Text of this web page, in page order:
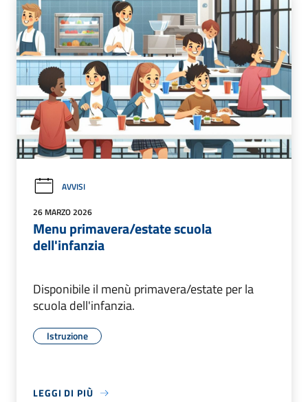
AVVISI
26 MARZO 2026
Menu primavera/estate scuola
dell'infanzia
Disponibile il menù primavera/estate per la
scuola dell'infanzia.
Istruzione
LEGGI DI PIÙ